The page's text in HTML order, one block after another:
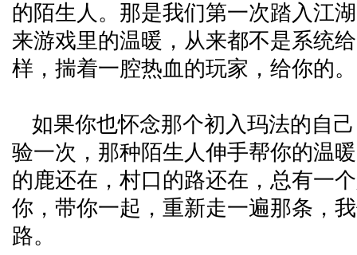
的陌生人。那是我们第一次踏入江
来游戏里的温暖，从来都不是系统
样，揣着一腔热血的玩家，给你的。
如果你也怀念那个初入玛法的自
验一次，那种陌生人伸手帮你的温
的鹿还在，村口的路还在，总有一
你，带你一起，重新走一遍那条，
路。